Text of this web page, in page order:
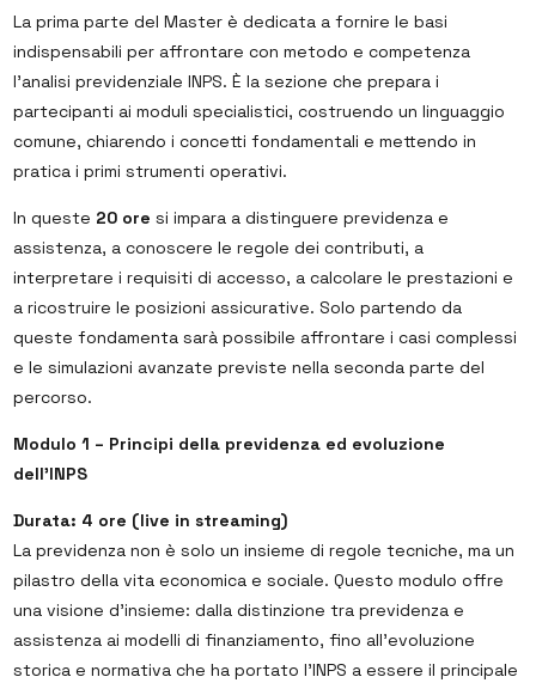
La prima parte del Master è dedicata a fornire le basi
indispensabili per affrontare con metodo e competenza
l’analisi previdenziale INPS. È la sezione che prepara i
partecipanti ai moduli specialistici, costruendo un linguaggio
comune, chiarendo i concetti fondamentali e mettendo in
pratica i primi strumenti operativi.
In queste 20 ore si impara a distinguere previdenza e
assistenza, a conoscere le regole dei contributi, a
interpretare i requisiti di accesso, a calcolare le prestazioni e
a ricostruire le posizioni assicurative. Solo partendo da
queste fondamenta sarà possibile affrontare i casi complessi
e le simulazioni avanzate previste nella seconda parte del
percorso.
Modulo 1 – Principi della previdenza ed evoluzione
dell’INPS
Durata: 4 ore (live in streaming)
La previdenza non è solo un insieme di regole tecniche, ma un
pilastro della vita economica e sociale. Questo modulo offre
una visione d’insieme: dalla distinzione tra previdenza e
assistenza ai modelli di finanziamento, fino all’evoluzione
storica e normativa che ha portato l’INPS a essere il principale